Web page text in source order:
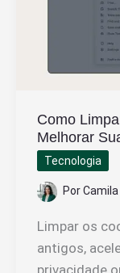
Como
Melhorar
Tecnologia
Por
Limpar os
antigos,